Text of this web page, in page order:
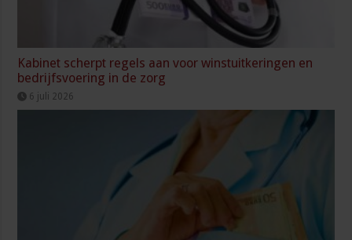
Kabinet scherpt regels aan voor winstuitkeringen en
bedrijfsvoering in de zorg
6 juli 2026